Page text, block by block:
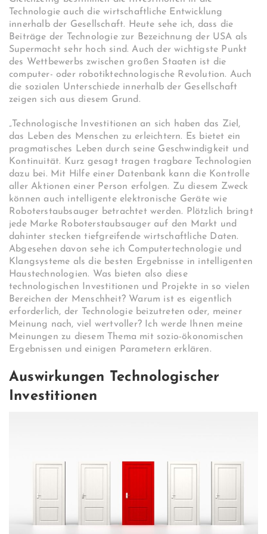
Technologie auch die wirtschaftliche Entwicklung
innerhalb der Gesellschaft. Heute sehe ich, dass die
Beiträge der Technologie zur Bezeichnung der USA als
Supermacht sehr hoch sind. Auch der wichtigste Punkt
des Wettbewerbs zwischen großen Staaten ist die
computer- oder robotiktechnologische Revolution. Auch
die sozialen Unterschiede innerhalb der Gesellschaft
zeigen sich aus diesem Grund.
„Technologische Investitionen an sich haben das Ziel,
das Leben des Menschen zu erleichtern. Es bietet ein
pragmatisches Leben durch seine Geschwindigkeit und
Kontinuität. Kurz gesagt tragen tragbare Technologien
dazu bei. Mit Hilfe einer Datenbank kann die Kontrolle
aller Aktionen einer Person erfolgen. Zu diesem Zweck
können auch intelligente elektronische Geräte wie
Roboterstaubsauger betrachtet werden. Plötzlich bringt
jede Marke Roboterstaubsauger auf den Markt und
dahinter stecken tiefgreifende wirtschaftliche Daten.
Abgesehen davon sehe ich Computertechnologie und
Klangsysteme als die besten Ergebnisse in intelligenten
Haustechnologien. Was bieten also diese
technologischen Investitionen und Projekte in so vielen
Bereichen der Menschheit? Warum ist es eigentlich
erforderlich, der Technologie beizutreten oder, meiner
Meinung nach, viel wertvoller? Ich werde Ihnen meine
Meinungen zu diesem Thema mit sozio-ökonomischen
Ergebnissen und einigen Parametern erklären.
Auswirkungen Technologischer
Investitionen